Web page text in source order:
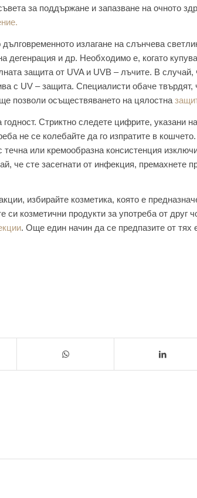
за поддържане и запазване на очното
излагане на слънчева
дегенрация и др. Необходимо е, когато
защита от UVA и UVB – лъчите. В случай,
с UV – защита. Специалисти обаче
позволи осъществяването на цялостна
Стриктно следете цифрите, указани
не се колебайте да го изпратите в
течна или кремообразна консистенция
че сте засегнати от инфекция, премахнете
избирайте козметика, която е
козметични продукти за употреба от друг
. Още един начин да се предпазите от тях